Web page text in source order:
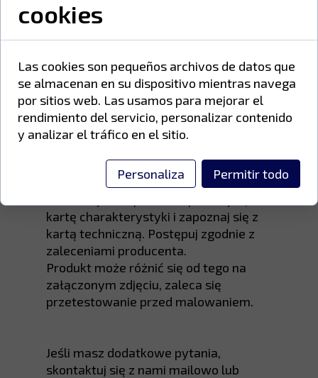
Farby poliestrowe zawierają żywice
wysokiej jakości pigmenty odporne na
promieniowanie UV i warunki
atmosferyczne.
suchym, przewiewnym miejscu, w
temperaturze od 5°C do 25°C.
kartę charakterystyki i zapoznaj się z
kartą techniczną. Postępuj zgodnie z
zaleceniami producenta.
Produkt może różnić się od tego na
załączonym zdjęciu, zaleca się
przetestowanie przed malowaniem.
Jeśli masz dodatkowe pytania,
skontaktuj się z nami mailowo lub
cookies
Las cookies son pequeños archivos de datos que
se almacenan en su dispositivo mientras navega
por sitios web. Las usamos para mejorar el
rendimiento del servicio, personalizar contenido
y analizar el tráfico en el sitio.
Personaliza Permitir todo